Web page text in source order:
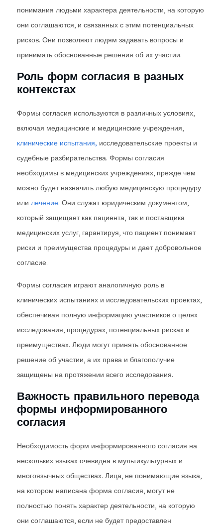
понимания людьми характера деятельности, на которую
они соглашаются, и связанных с этим потенциальных
рисков. Они позволяют людям задавать вопросы и
принимать обоснованные решения об их участии.
Роль форм согласия в разных
контекстах
Формы согласия используются в различных условиях,
включая медицинские и медицинские учреждения,
клинические испытания, исследовательские проекты и
судебные разбирательства. Формы согласия
необходимы в медицинских учреждениях, прежде чем
можно будет назначить любую медицинскую процедуру
или лечение. Они служат юридическим документом,
который защищает как пациента, так и поставщика
медицинских услуг, гарантируя, что пациент понимает
риски и преимущества процедуры и дает добровольное
согласие.
Формы согласия играют аналогичную роль в
клинических испытаниях и исследовательских проектах,
обеспечивая полную информацию участников о целях
исследования, процедурах, потенциальных рисках и
преимуществах. Люди могут принять обоснованное
решение об участии, а их права и благополучие
защищены на протяжении всего исследования.
Важность правильного перевода
формы информированного
согласия
Необходимость форм информированного согласия на
нескольких языках очевидна в мультикультурных и
многоязычных обществах. Лица, не понимающие языка,
на котором написана форма согласия, могут не
полностью понять характер деятельности, на которую
они соглашаются, если не будет предоставлен